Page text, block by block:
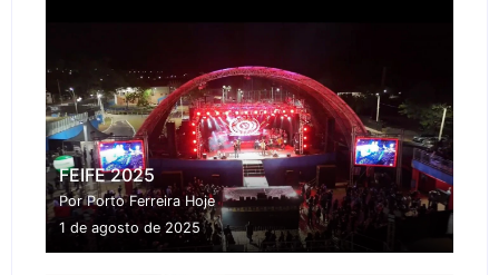
FEIFE 2025
Por Porto Ferreira Hoje
1 de agosto de 2025